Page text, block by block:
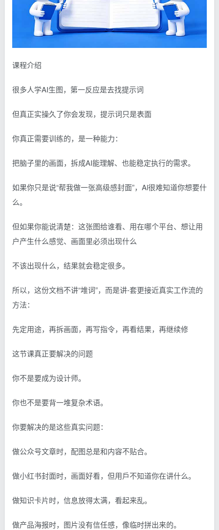
课程介绍
很多人学AI生图，第一反应是去找提示词
但真正实操久了你会发现，提示词只是表面
你真正需要训练的，是一种能力：
把脑子里的画面，拆成AI能理解、也能稳定执行的需求。
如果你只是说“帮我做一张高级感封面”，Al很难知道你想要什
么。
但如果你能说清楚：这张图给谁看、用在哪个平台、想让用
户产生什么感觉、画面里必须出现什么
不该出现什么，结果就会稳定很多。
所以，这份文档不讲“堆词”，而是讲-套更接近真实工作流的
方法：
先定用途，再拆画面，再写指令，再看结果，再继续修
这节课真正要解决的问题
你不是要成为设计师。
你也不是要背一堆复杂术语。
你要解决的是这些真实问题：
做公众号文章时，配图总是和内容不贴合。
做小红书封面时，画面好看，但用戶不知道你在讲什么。
做知识卡片时，信息放得太满，看起来乱。
做产品海报时，图片没有信任感，像临时拼出来的。